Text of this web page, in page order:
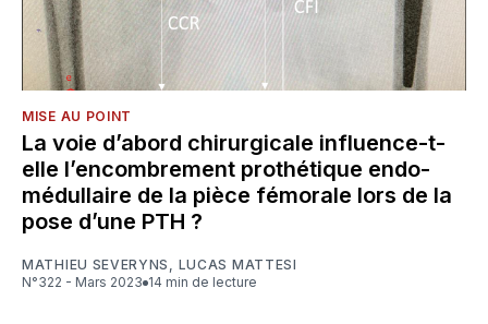
MISE AU POINT
La voie d’abord chirurgicale influence-t-
elle l’encombrement prothétique endo-
médullaire de la pièce fémorale lors de la
pose d’une PTH ?
MATHIEU SEVERYNS , LUCAS MATTESI
N°322 - Mars 2023
14 min de lecture